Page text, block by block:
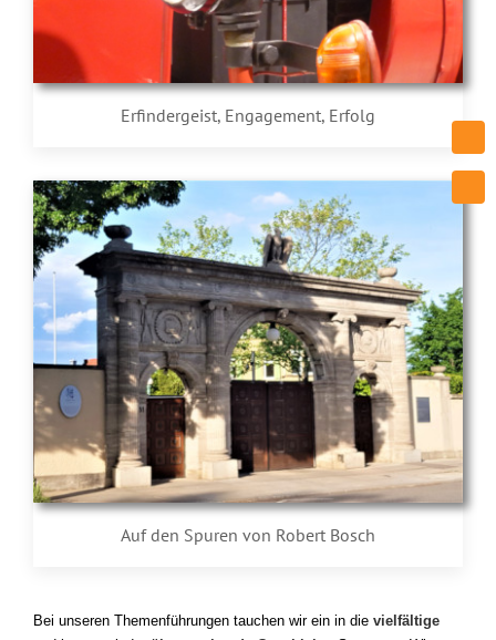
Erfindergeist, Engagement, Erfolg
Auf den Spuren von Robert Bosch
Bei unseren Themenführungen tauchen wir ein in die vielfältige